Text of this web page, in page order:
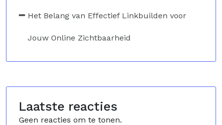
Het Belang van Effectief Linkbuilden voor
Jouw Online Zichtbaarheid
Laatste reacties
Geen reacties om te tonen.